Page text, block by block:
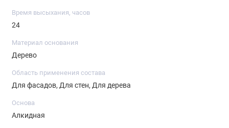
Расход: 20-25 м2/л
Время высыхания, часов
24
Материал основания
Дерево
Область применения состава
Для фасадов, Для стен, Для дерева
Основа
Алкидная